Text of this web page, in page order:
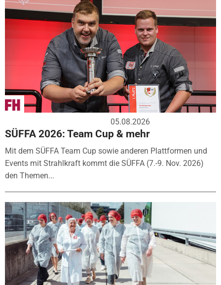
05.08.2026
SÜFFA 2026: Team Cup & mehr
Mit dem SÜFFA Team Cup sowie anderen Plattformen und
Events mit Strahlkraft kommt die SÜFFA (7.-9. Nov. 2026)
den Themen...